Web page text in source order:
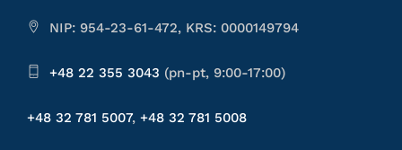
NIP: 954-23-61-472, KRS: 0000149794
+48 22 355 3043 (pn-pt, 9:00-17:00)
+48 32 781 5007, +48 32 781 5008